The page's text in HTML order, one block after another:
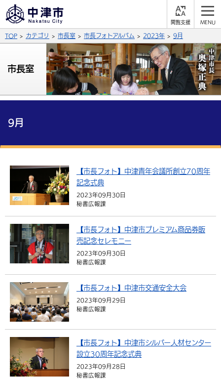
支
ふりがなをつける
よみあげる
背景色
青
文字の大きさ
拡大 標準 縮小
言語を選択
英語（English） 中国語（簡体字）
中国語（繁体字）
サイト内検索
くらしの情報
届出・登録・証明 保険・年金
福祉・介護 健康・予防
環境・衛生 生涯学習・スポーツ・人権
選挙 外国人の方向け情報
事業者の方へ
入札・契約 産業・雇用
都市整備
子育て・教育
手当・助成 健康・医療
相談・支援・情報 計画・施策
観光・移住
観光なび スポットを探す
遊ぶ・体験する グルメ・食べる
買う・おみやげ 四季のイベント・祭り
移住・定住
市政情報
中津市について 市役所の紹介
行政・計画
TOP カテゴリ 市長室 市長フォトアルバム 2023年 9月
市長室
9月
【市長フォト】中津青年会議所創立70周年
記念式典
2023年09月30日
秘書広報課
【市長フォト】中津市プレミアム商品券販
売記念セレモニー
2023年09月30日
秘書広報課
【市長フォト】中津市交通安全大会
2023年09月29日
秘書広報課
【市長フォト】中津市シルバー人材センター
設立30周年記念式典
2023年09月28日
秘書広報課